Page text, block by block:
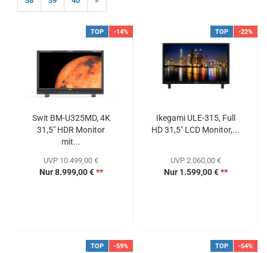
TOP -14%
Swit BM-U325MD, 4K
31,5" HDR Monitor
mit...
UVP 10.499,00 €
Nur 8.999,00 €**
TOP -22%
Ikegami ULE-315, Full
HD 31,5" LCD Monitor,...
UVP 2.060,00 €
Nur 1.599,00 €**
TOP -59% TOP -54%